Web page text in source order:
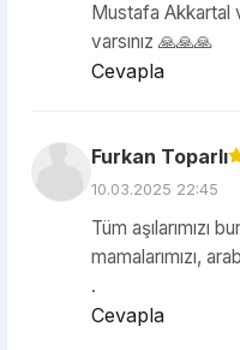
Mustafa Akkartal
varsınız 🙏🙏🙏
Cevapla
Furkan Toparlı
10.03.2025 22:45
Tüm aşılarımızı
mamalarımızı,
.
Cevapla